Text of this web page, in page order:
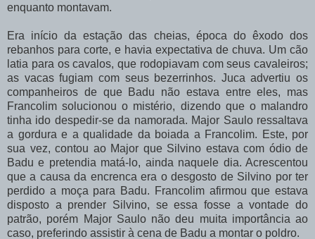
enquanto montavam.
Era início da estação das cheias, época do êxodo dos
rebanhos para corte, e havia expectativa de chuva. Um cão
latia para os cavalos, que rodopiavam com seus cavaleiros;
as vacas fugiam com seus bezerrinhos. Juca advertiu os
companheiros de que Badu
não estava entre eles, mas
Francolim solucionou o mistério, dizendo que o malandro
tinha ido despedir-se da namorada. Major Saulo ressaltava
a gordura e a qualidade da boiada a Francolim. Este, por
sua vez, contou ao Major que Silvino estava com ódio de
Badu e pretendia matá-lo, ainda naquele dia. Acrescentou
que a causa da encrenca era o desgosto de Silvino por ter
perdido a moça para Badu. Francolim afirmou que estava
disposto a prender Silvino, se essa fosse a vontade do
patrão, porém Major Saulo não deu muita importância ao
caso, preferindo assistir à cena de Badu a montar o poldro.